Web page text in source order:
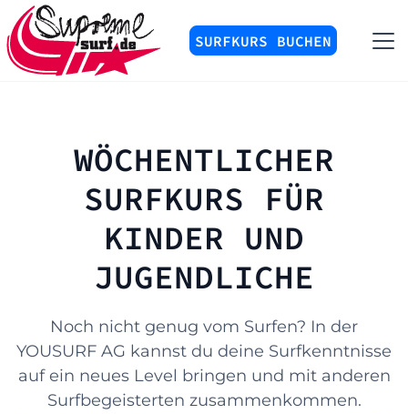
SURFKURS BUCHEN
WÖCHENTLICHER
SURFKURS FÜR
KINDER UND
JUGENDLICHE
Noch nicht genug vom Surfen? In der
YOUSURF AG kannst du deine Surfkenntnisse
auf ein neues Level bringen und mit anderen
Surfbegeisterten zusammenkommen.